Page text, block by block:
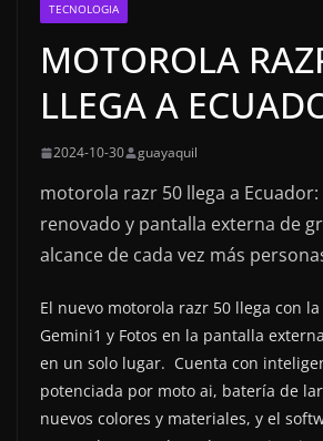
TECNOLOGIA
MOTOROLA
LLEGA A
2024-10-30 guayaquil
motorola razr 50 llega a
renovado y pantalla externa de
alcance de cada vez más
El nuevo motorola razr 50 llega con
Gemini1 y Fotos en la pantalla
en un solo lugar. Cuenta con
potenciada por moto ai, batería de
nuevos colores y materiales, y el